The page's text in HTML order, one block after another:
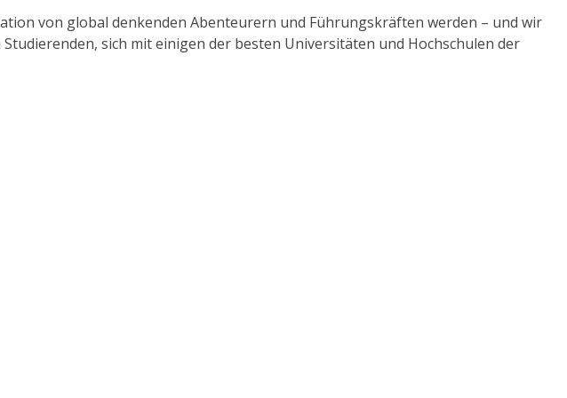
von global denkenden Abenteurern und Führungskräften werden – und wir
sich mit einigen der besten Universitäten und Hochschulen der